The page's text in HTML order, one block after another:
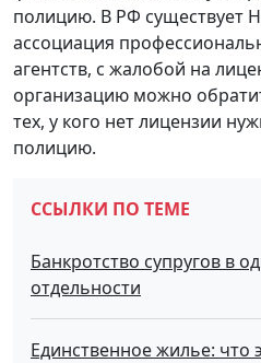
полицию. В РФ существует
ассоциация
агентств, с жалобой на
организацию можно
тех, у кого нет лицензии
полицию.
ССЫЛКИ ПО ТЕМЕ
Банкротство супругов в
отдельности
Единственное жилье: что